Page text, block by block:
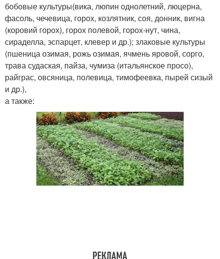
бобовые культуры(вика, люпин однолетний, люцерна,
фасоль, чечевица, горох, козлятник, соя, донник, вигна
(коровий горох), горох полевой, горох-нут, чина,
сираделла, эспарцет, клевер и др.); злаковые культуры
(пшеница озимая, рожь озимая, ячмень яровой, сорго,
трава судаская, пайза, чумиза (итальянское просо),
райграс, овсяница, полевица, тимофеевка, пырей сизый
и др.),
а также: